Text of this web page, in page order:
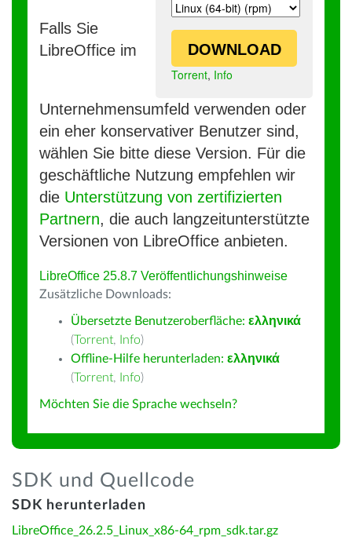
DOWNLOAD
Torrent, Info
Falls Sie
LibreOffice im
Unternehmensumfeld verwenden oder
ein eher konservativer Benutzer sind,
wählen Sie bitte diese Version. Für die
geschäftliche Nutzung empfehlen wir
die Unterstützung von zertifizierten
Partnern, die auch langzeitunterstützte
Versionen von LibreOffice anbieten.
LibreOffice 25.8.7 Veröffentlichungshinweise
Zusätzliche Downloads:
Übersetzte Benutzeroberfläche: ελληνικά
(Torrent, Info)
Offline-Hilfe herunterladen: ελληνικά
(Torrent, Info)
Möchten Sie die Sprache wechseln?
SDK und Quellcode
SDK herunterladen
LibreOffice_26.2.5_Linux_x86-64_rpm_sdk.tar.gz